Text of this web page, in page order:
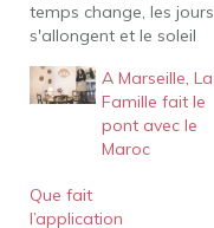
temps change, les jours
s'allongent et le soleil
froid nous a désertés, et
une bouffée de chaleur
nous a réconfortés. Le
décor blanc cassé a
toutes les glaces ont
A Marseille, La
Famille fait le
pont avec le
Maroc
Que fait
l’application